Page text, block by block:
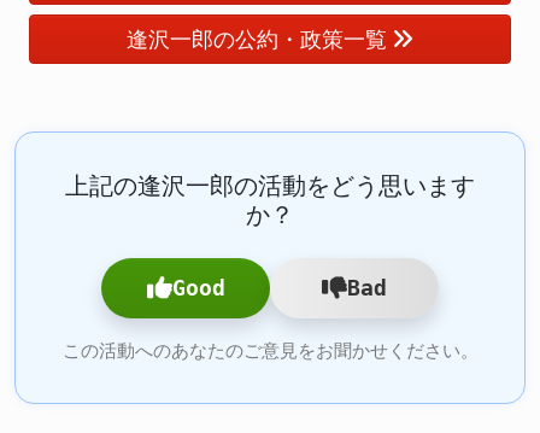
逢沢一郎の公約・政策一覧
上記の逢沢一郎の活動をどう思います
か？
Good Bad
この活動へのあなたのご意見をお聞かせください。